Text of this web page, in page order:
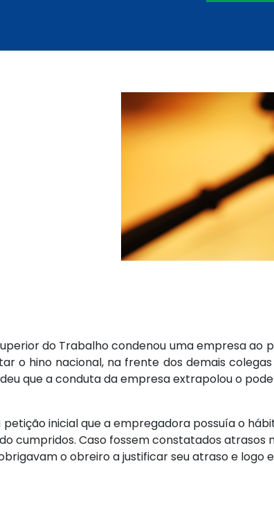
do Trabalho condenou uma empresa
o hino nacional, na frente dos demais
que a conduta da empresa extrapolou o
inicial que a empregadora possuía o
cumpridos. Caso fossem constatados
o obreiro a justificar seu atraso e